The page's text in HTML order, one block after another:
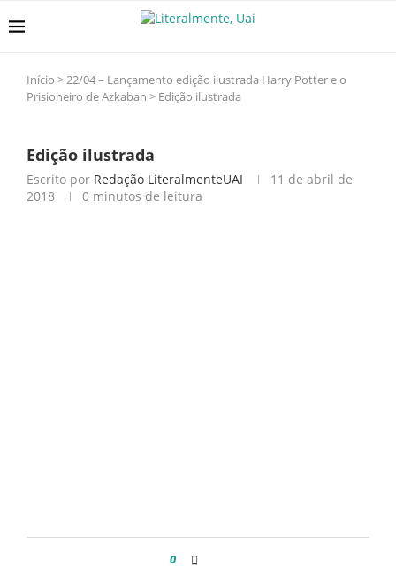
Início >22/04 – Lançamento edição ilustrada Harry Potter e o
Prisioneiro de Azkaban > Edição ilustrada
Edição ilustrada
Escrito por Redação LiteralmenteUAI
11 de abril de
2018
0 minutos de leitura
0